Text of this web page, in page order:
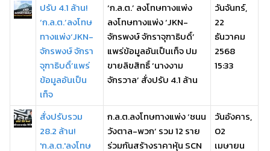
ปรับ 4.1 ล้าน!
‘ก.ล.ต.’ลงโทษ
ทางแพ่ง‘JKN-
จักรพงษ์ จักรา
จุฑาธิบดิ์’แพร่
ข้อมูลอันเป็น
เท็จ
‘ก.ล.ต.’ ลงโทษทางแพ่ง
ลงโทษทางแพ่ง ‘JKN-
จักรพงษ์ จักราจุฑาธิบดิ์’
แพร่ข้อมูลอันเป็นเท็จ ปม
ขายลิขสิทธิ์ ‘นางงาม
จักรวาล’ สั่งปรับ 4.1 ล้าน
วันจันทร์,
22
ธันวาคม
2568
15:33
สั่งปรับรวม
28.2 ล้าน!
'ก.ล.ต.'ลงโทษ
ก.ล.ต.ลงโทษทางแพ่ง ‘ชนน
วังตาล-พวก’ รวม 12 ราย
ร่วมกันสร้างราคาหุ้น SCN
วันอังคาร,
02
เมษายน